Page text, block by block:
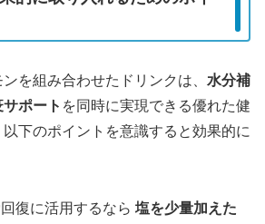
を組み合わせたドリンクは、 水分補
ポート を同時に実現できる優れた健
下のポイントを意識すると効果的に
復に活用するなら塩を少量加えた